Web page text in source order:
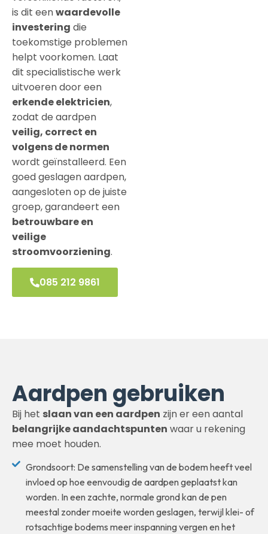
is dit eenwaardevolle
investering die
toekomstige problemen
helpt voorkomen. Laat
dit specialistische werk
uitvoeren door een
erkende elektricien,
zodat de aardpen
veilig, correct en
volgens de normen
wordt geïnstalleerd. Een
goed geslagen aardpen,
aangesloten op de juiste
groep, garandeert een
betrouwbare en
veilige
stroomvoorziening.
085 212 9861
Aardpen gebruiken
Bij het slaan van een aardpen zijn er een aantal
belangrijke aandachtspunten waar u rekening
mee moet houden.
Grondsoort: De samenstelling van de bodem heeft veel
invloed op hoe eenvoudig de aardpen geplaatst kan
worden. In een zachte, normale grond kan de pen
meestal zonder moeite worden geslagen, terwijl klei- of
rotsachtige bodems meer inspanning vergen en het